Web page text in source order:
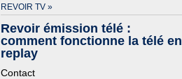
REVOIR TV »
Revoir émission télé :
comment fonctionne la télé en
replay
Contact